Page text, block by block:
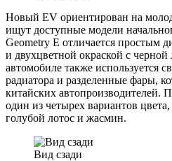
Новый EV ориентирован на
ищут доступные модели
Geometry E отличается простым
и двухцветной окраской с
автомобиле также используется
радиатора и разделенные фары,
китайских автопроизводителей.
один из четырех вариантов
голубой лотос и жасмин.
Вид сзади